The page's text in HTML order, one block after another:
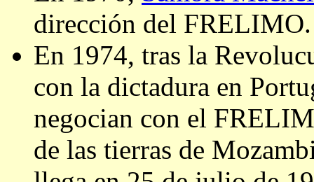
dirección del FRELIMO.
En 1974, tras la
con la dictadura en
negocian con el
de las tierras de